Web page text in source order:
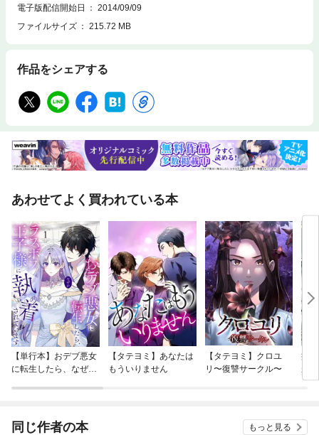
電子版配信開始日
2014/09/09
ファイルサイズ
215.72 MB
作品をシェアする
あわせてよく買われている本
【単行本】おデブ悪女
に転生したら、なぜか
【タテヨミ】あなたは
もういりません
【タテヨミ】クロユ
リ〜復讐サークル〜
病
が
ぎ
同じ作者の本 もっと見る